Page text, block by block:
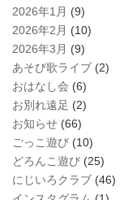
2026年1月 (9)
2026年2月 (10)
2026年3月 (9)
あそび歌ライブ (2)
おはなし会 (6)
お別れ遠足 (2)
お知らせ (66)
ごっこ遊び (10)
どろんこ遊び (25)
にじいろクラブ (46)